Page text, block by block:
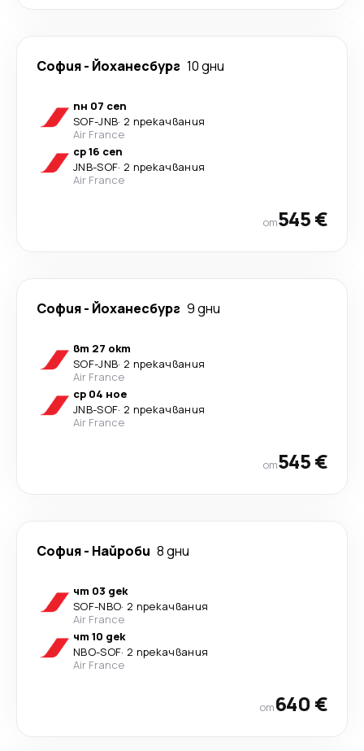
София- Йоханесбург 10 дни
пн 07 сеп
SOF-JNB· 2 прекачвания
Air France
ср 16 сеп
JNB-SOF· 2 прекачвания
Air France
от545 €
София- Йоханесбург 9 дни
вт 27 окт
SOF-JNB· 2 прекачвания
Air France
ср 04 ное
JNB-SOF· 2 прекачвания
Air France
от545 €
София- Найроби 8 дни
чт 03 дек
SOF-NBO· 2 прекачвания
Air France
чт 10 дек
NBO-SOF· 2 прекачвания
Air France
от640 €